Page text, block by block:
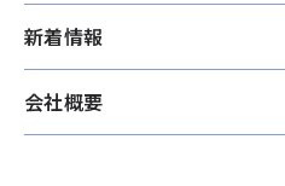
新着情報
会社概要